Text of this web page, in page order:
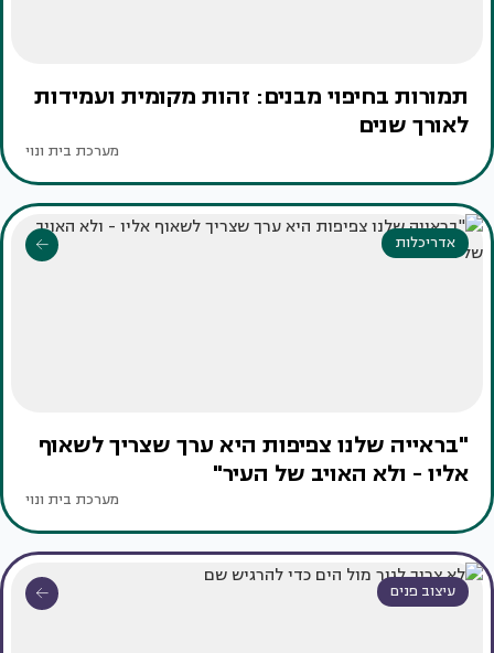
תמורות בחיפוי מבנים: זהות מקומית ועמידות
לאורך שנים
מערכת בית ונוי
אדריכלות
"בראייה שלנו צפיפות היא ערך שצריך לשאוף
אליו - ולא האויב של העיר"
מערכת בית ונוי
עיצוב פנים